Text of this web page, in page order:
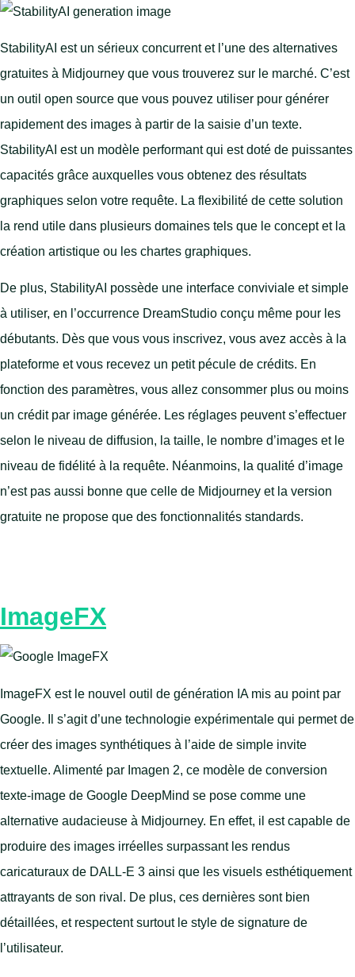
StabilityAI est un sérieux concurrent et l’une des alternatives
gratuites à Midjourney que vous trouverez sur le marché. C’est
un outil open source que vous pouvez utiliser pour générer
rapidement des images à partir de la saisie d’un texte.
StabilityAI est un modèle performant qui est doté de puissantes
capacités grâce auxquelles vous obtenez des résultats
graphiques selon votre requête. La flexibilité de cette solution
la rend utile dans plusieurs domaines tels que le concept et la
création artistique ou les chartes graphiques.
De plus, StabilityAI possède une interface conviviale et simple
à utiliser, en l’occurrence DreamStudio conçu même pour les
débutants. Dès que vous vous inscrivez, vous avez accès à la
plateforme et vous recevez un petit pécule de crédits. En
fonction des paramètres, vous allez consommer plus ou moins
un crédit par image générée. Les réglages peuvent s’effectuer
selon le niveau de diffusion, la taille, le nombre d’images et le
niveau de fidélité à la requête. Néanmoins, la qualité d’image
n’est pas aussi bonne que celle de Midjourney et la version
gratuite ne propose que des fonctionnalités standards.
ImageFX
ImageFX est le nouvel outil de génération IA mis au point par
Google. Il s’agit d’une technologie expérimentale qui permet de
créer des images synthétiques à l’aide de simple invite
textuelle. Alimenté par Imagen 2, ce modèle de conversion
texte-image de Google DeepMind se pose comme une
alternative audacieuse à Midjourney. En effet, il est capable de
produire des images irréelles surpassant les rendus
caricaturaux de DALL-E 3 ainsi que les visuels esthétiquement
attrayants de son rival. De plus, ces dernières sont bien
détaillées, et respectent surtout le style de signature de
l’utilisateur.